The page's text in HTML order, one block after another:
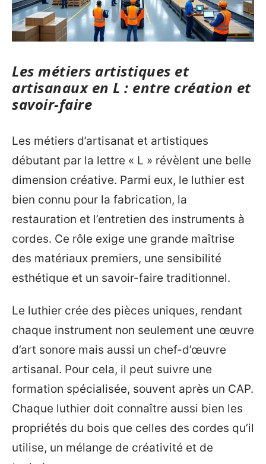
Les métiers artistiques et
artisanaux en L : entre création et
savoir-faire
Les métiers d’artisanat et artistiques
débutant par la lettre « L » révèlent une belle
dimension créative. Parmi eux, le luthier est
bien connu pour la fabrication, la
restauration et l’entretien des instruments à
cordes. Ce rôle exige une grande maîtrise
des matériaux premiers, une sensibilité
esthétique et un savoir-faire traditionnel.
Le luthier crée des pièces uniques, rendant
chaque instrument non seulement une œuvre
d’art sonore mais aussi un chef-d’œuvre
artisanal. Pour cela, il peut suivre une
formation spécialisée, souvent après un CAP.
Chaque luthier doit connaître aussi bien les
propriétés du bois que celles des cordes qu’il
utilise, un mélange de créativité et de